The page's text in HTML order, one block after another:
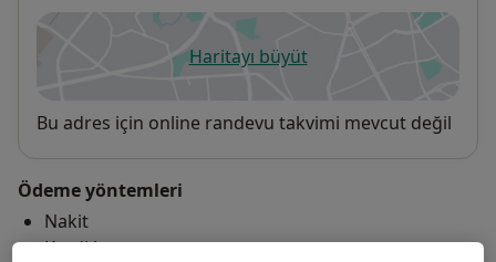
Haritayı büyütyeni bir sekmede açılır
Uygunluk
Bu adres için online randevu takvimi mevcut değil
Ödeme yöntemleri
Nakit
Kredi kartı